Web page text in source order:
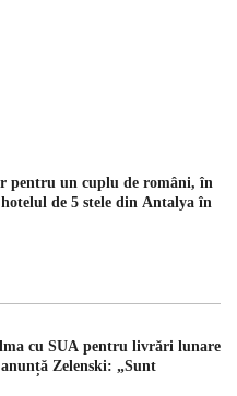
pentru un cuplu de români, în
de 5 stele din Antalya în
cu SUA pentru livrări lunare
Zelenski: „Sunt